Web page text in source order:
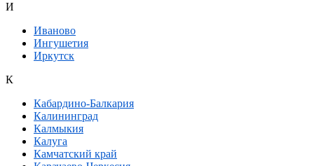
И
Иваново
Ингушетия
Иркутск
К
Кабардино-Балкария
Калининград
Калмыкия
Калуга
Камчатский край